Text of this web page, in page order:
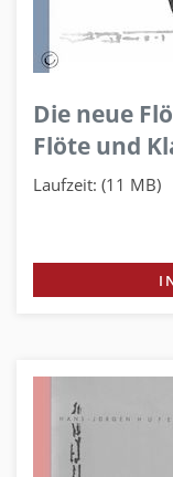
Die neue
Flöte und
Laufzeit: (11 MB)